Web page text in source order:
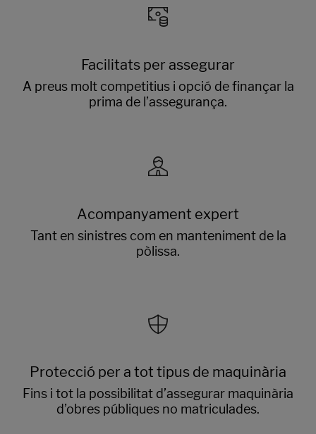
Facilitats per assegurar
A preus molt competitius i opció de finançar la
prima de l’assegurança.
Acompanyament expert
Tant en sinistres com en manteniment de la
pòlissa.
Protecció per a tot tipus de maquinària
Fins i tot la possibilitat d’assegurar maquinària
d’obres públiques no matriculades.